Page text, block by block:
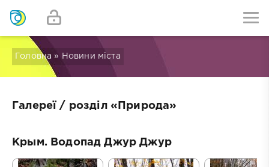
Головна » Новини міста
Галереї / розділ «Природа»
Крым. Водопад Джур Джур